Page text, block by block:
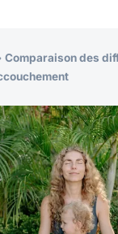
Comparaison des